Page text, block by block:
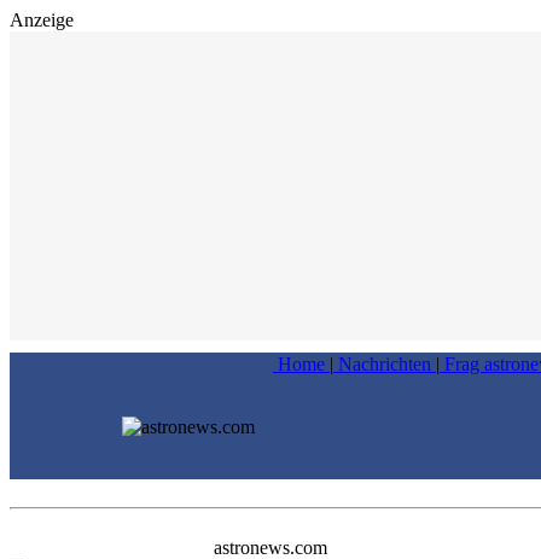
Anzeige
Home | Nachrichten | Frag
astronews.com